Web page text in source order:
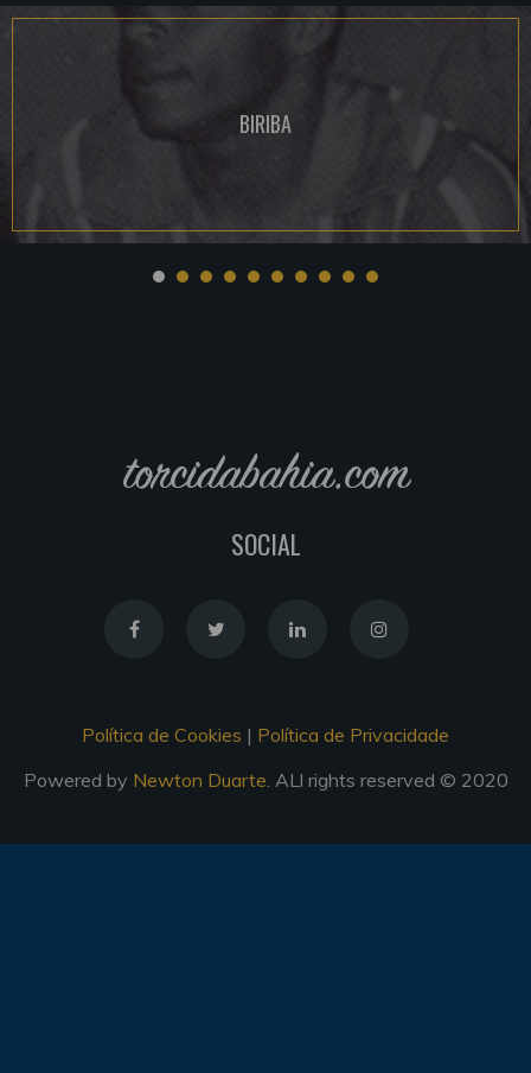
BIRIBA
torcidabahia.com
SOCIAL
Política de Cookies | Política de Privacidade
Powered by Newton Duarte . ALl rights reserved © 2020